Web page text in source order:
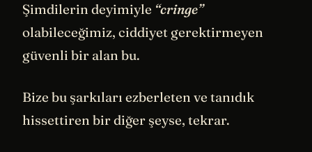
Şimdilerin deyimiyle “cringe”
olabileceğimiz, ciddiyet gerektirmeyen
güvenli bir alan bu.
Bize bu şarkıları ezberleten ve tanıdık
hissettiren bir diğer şeyse, tekrar.